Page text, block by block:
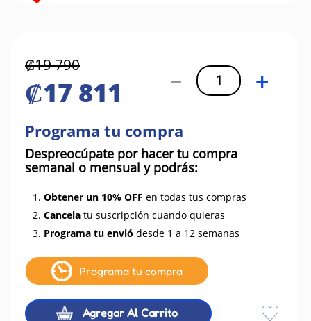
₡19790
₡17 811 ＋
－
Programa tu compra
Despreocúpate por hacer tu compra
semanal o mensual y podrás:
1. Obtener un 10% OFF en todas tus compras
2. Cancela tu suscripción cuando quieras
3. Programa tu envió desde 1 a 12 semanas
Programa tu compra
Agregar Al Carrito